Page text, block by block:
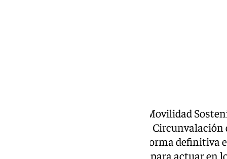
El Ministerio de Transportes y Movilidad
mejora de la seguridad vial en la Circunvalación
departamento ha aprobado de forma
pública y el proyecto de trazado para actuar en